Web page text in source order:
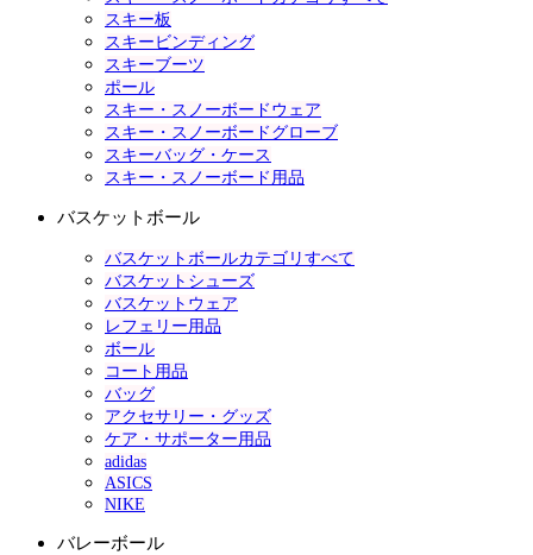
スキー板
スキービンディング
スキーブーツ
ポール
スキー・スノーボードウェア
スキー・スノーボードグローブ
スキーバッグ・ケース
スキー・スノーボード用品
バスケットボール
バスケットボールカテゴリすべて
バスケットシューズ
バスケットウェア
レフェリー用品
ボール
コート用品
バッグ
アクセサリー・グッズ
ケア・サポーター用品
adidas
ASICS
NIKE
バレーボール